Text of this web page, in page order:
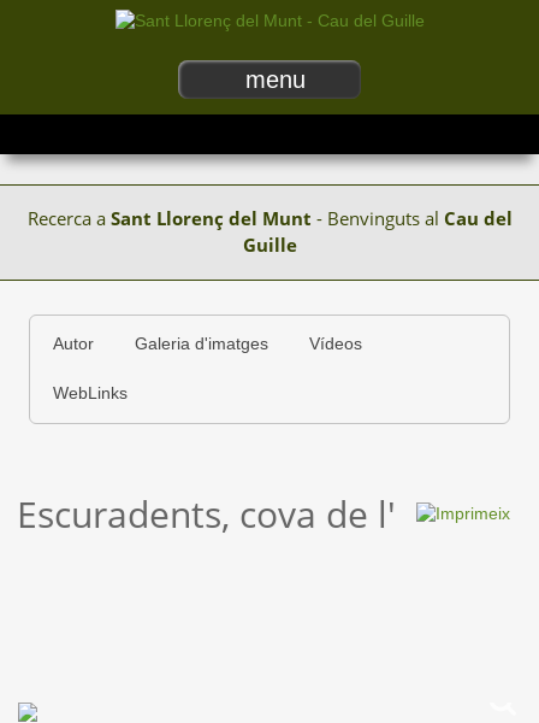
menu
Recerca a Sant Llorenç del Munt - Benvinguts al Cau del
Guille
Autor Galeria d'imatges Vídeos
WebLinks
Escuradents, cova de l'